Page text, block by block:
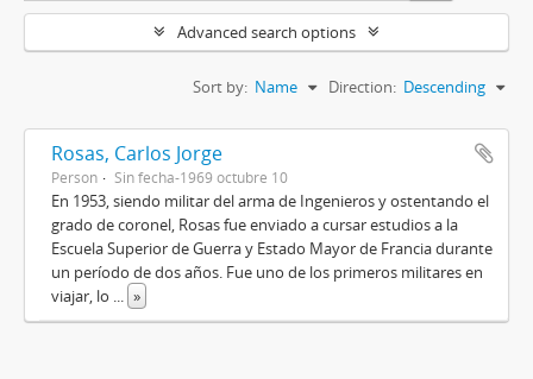
Advanced search options
Sort by: Name Direction: Descending
Rosas, Carlos Jorge
Person Sin fecha-1969 octubre 10
En 1953, siendo militar del arma de Ingenieros y ostentando el
grado de coronel, Rosas fue enviado a cursar estudios a la
Escuela Superior de Guerra y Estado Mayor de Francia durante
un período de dos años. Fue uno de los primeros militares en
viajar, lo ... »